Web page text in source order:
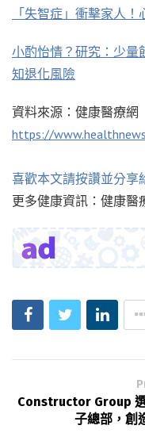
「失智症」衝擊家人
小酌怡情？研究：少
知退化風險
資料來源：健康醫療網
https://
喜歡本文請按讚並分享
更多健康資訊：健康醫
Constructor Group
子總部，創